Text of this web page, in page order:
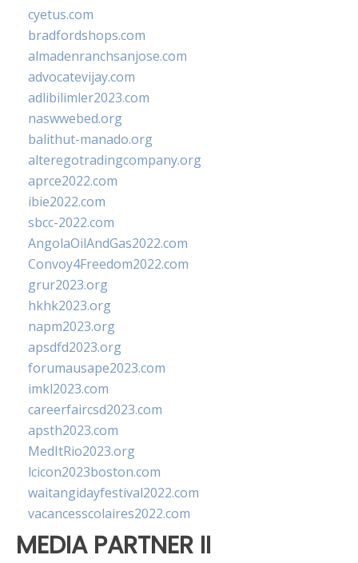
cyetus.com
bradfordshops.com
almadenranchsanjose.com
advocatevijay.com
adlibilimler2023.com
naswwebed.org
balithut-manado.org
alteregotradingcompany.org
aprce2022.com
ibie2022.com
sbcc-2022.com
AngolaOilAndGas2022.com
Convoy4Freedom2022.com
grur2023.org
hkhk2023.org
napm2023.org
apsdfd2023.org
forumausape2023.com
imkl2023.com
careerfaircsd2023.com
apsth2023.com
MedItRio2023.org
lcicon2023boston.com
waitangidayfestival2022.com
vacancesscolaires2022.com
MEDIA PARTNER II